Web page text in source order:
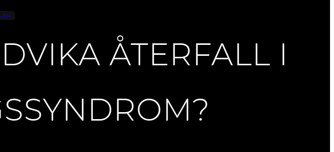
ÅTERFALL I